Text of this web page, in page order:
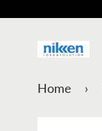
Home ›